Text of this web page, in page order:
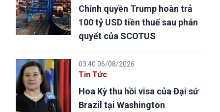
Chính quyền Trump hoàn trả
100 tỷ USD tiền thuế sau phán
quyết của SCOTUS
03:40 06/08/2026
Tin Tức
Hoa Kỳ thu hồi visa của Đại sứ
Brazil tại Washington